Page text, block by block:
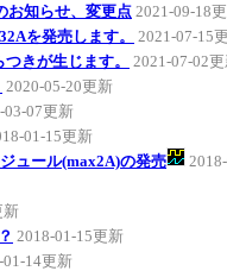
お知らせ、変更点 2021-09-18
を発売します。
2021-07-15
きが生じます。
2021-07-02更
2020-05-20更新
03-07更新
01-15更新
ュール(max2A)の発売
新
2018-01-15更新
01-14更新